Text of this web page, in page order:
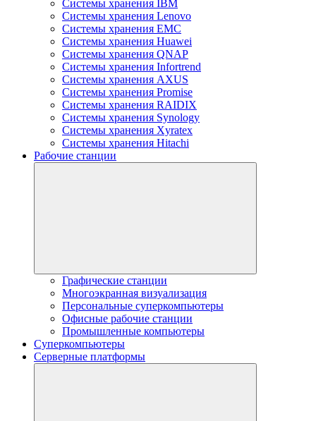
Системы хранения IBM
Системы хранения Lenovo
Системы хранения EMC
Системы хранения Huawei
Системы хранения QNAP
Системы хранения Infortrend
Системы хранения AXUS
Системы хранения Promise
Системы хранения RAIDIX
Системы хранения Synology
Системы хранения Xyratex
Системы хранения Hitachi
Рабочие станции
Графические станции
Многоэкранная визуализация
Персональные суперкомпьютеры
Офисные рабочие станции
Промышленные компьютеры
Суперкомпьютеры
Серверные платформы